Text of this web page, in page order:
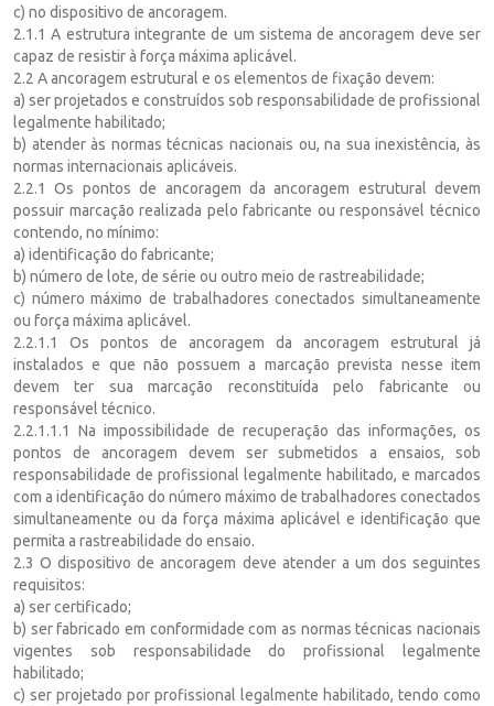
c) no dispositivo de ancoragem.
2.1.1 A estrutura integrante de um sistema de ancoragem deve ser
capaz de resistir à força máxima aplicável.
2.2 A ancoragem estrutural e os elementos de fixação devem:
a) ser projetados e construídos sob responsabilidade de profissional
legalmente habilitado;
b) atender às normas técnicas nacionais ou, na sua inexistência, às
normas internacionais aplicáveis.
2.2.1 Os pontos de ancoragem da ancoragem estrutural devem
possuir marcação realizada pelo fabricante ou responsável técnico
contendo, no mínimo:
a) identificação do fabricante;
b) número de lote, de série ou outro meio de rastreabilidade;
c) número máximo de trabalhadores conectados simultaneamente
ou força máxima aplicável.
2.2.1.1 Os pontos de ancoragem da ancoragem estrutural já
instalados e que não possuem a marcação prevista nesse item
devem ter sua marcação reconstituída pelo fabricante ou
responsável técnico.
2.2.1.1.1 Na impossibilidade de recuperação das informações, os
pontos de ancoragem devem ser submetidos a ensaios, sob
responsabilidade de profissional legalmente habilitado, e marcados
com a identificação do número máximo de trabalhadores conectados
simultaneamente ou da força máxima aplicável e identificação que
permita a rastreabilidade do ensaio.
2.3 O dispositivo de ancoragem deve atender a um dos seguintes
requisitos:
a) ser certificado;
b) ser fabricado em conformidade com as normas técnicas nacionais
vigentes sob responsabilidade do profissional legalmente
habilitado;
c) ser projetado por profissional legalmente habilitado, tendo como